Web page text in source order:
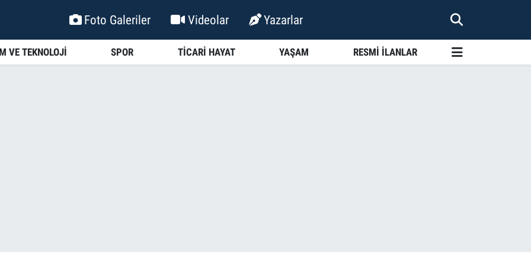
Foto Galeriler Videolar Yazarlar
VE TEKNOLOJİ SPOR TİCARİ HAYAT YAŞAM RESMİ İLANLAR